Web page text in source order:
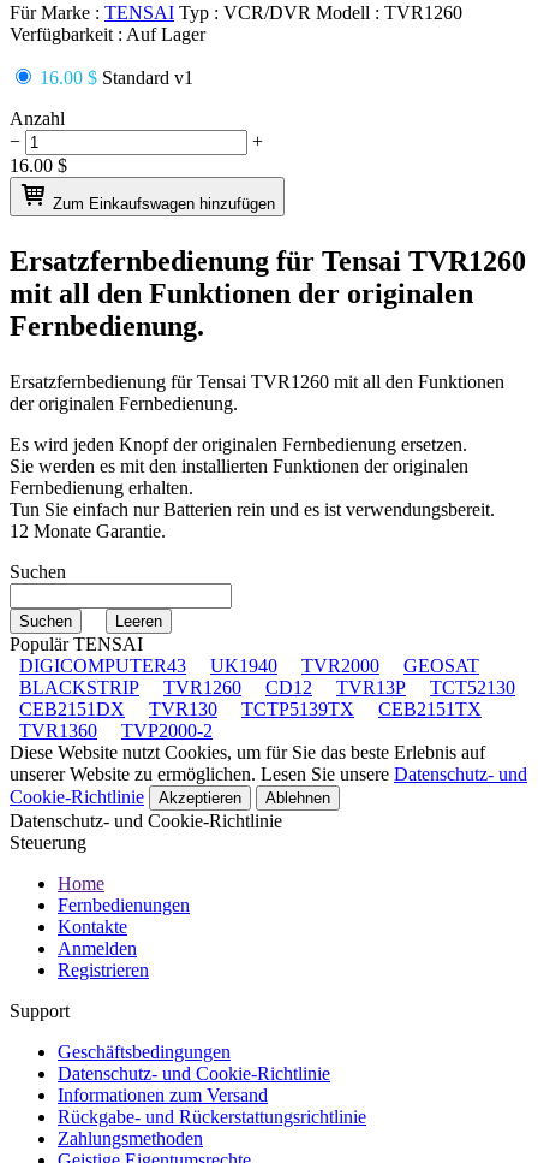
Für Marke : TENSAI Typ : VCR/DVR Modell : TVR1260
Verfügbarkeit : Auf Lager
16.00 $ Standard v1
Anzahl
−
+
16.00 $
Zum Einkaufswagen hinzufügen
Ersatzfernbedienung für Tensai TVR1260
mit all den Funktionen der originalen
Fernbedienung.
Ersatzfernbedienung fürTensai TVR1260 mit all den Funktionen
der originalen Fernbedienung.
Es wird jeden Knopf der originalen Fernbedienung ersetzen.
Sie werden es mit den installierten Funktionen der originalen
Fernbedienung erhalten.
Tun Sie einfach nur Batterien rein und es ist verwendungsbereit.
12 Monate Garantie.
Suchen
Populär TENSAI
DIGICOMPUTER43
UK1940 TVR2000
GEOSAT
BLACKSTRIP
TVR1260 CD12 TVR13P
TCT52130
CEB2151DX
TVR130 TCTP5139TX
CEB2151TX
TVR1360
TVP2000-2
Diese Website nutzt Cookies, um für Sie das beste Erlebnis auf
unserer Website zu ermöglichen. Lesen Sie unsere Datenschutz- und
Cookie-Richtlinie
Akzeptieren Ablehnen
Datenschutz- und Cookie-Richtlinie
Steuerung
Home
Fernbedienungen
Kontakte
Anmelden
Registrieren
Support
Geschäftsbedingungen
Datenschutz- und Cookie-Richtlinie
Informationen zum Versand
Rückgabe- und Rückerstattungsrichtlinie
Zahlungsmethoden